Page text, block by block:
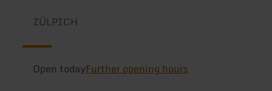
ZÜLPICH
Open todayFurther opening hours